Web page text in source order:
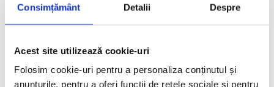
Consimțământ Detalii Despre
Acest site utilizează cookie-uri
Folosim cookie-uri pentru a personaliza conținutul și
anunțurile, pentru a oferi funcții de rețele sociale și pentru
Hotelul Prama Sanur Beach Bali 5*
este situat pe plaja cu nisip
din Sanur, la 15 minute de mers cu mașina de Denpasar și la 25
de la piscină servește mâncăruri internaționale și fructe de mare
la grătar. Alte opţiuni de luat masa sunt la Basilico Italian Pavilion
& Bar, Peppers Latino Grill & Bar şi Bamboo Beach Bar. Iubitorii